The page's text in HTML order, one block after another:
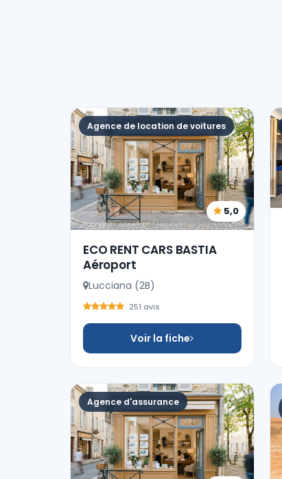
Agence de location de voitures
5,0
ECO RENT CARS BASTIA
Aéroport
Lucciana (2B)
251 avis
Voir la fiche
Agence d'assurance